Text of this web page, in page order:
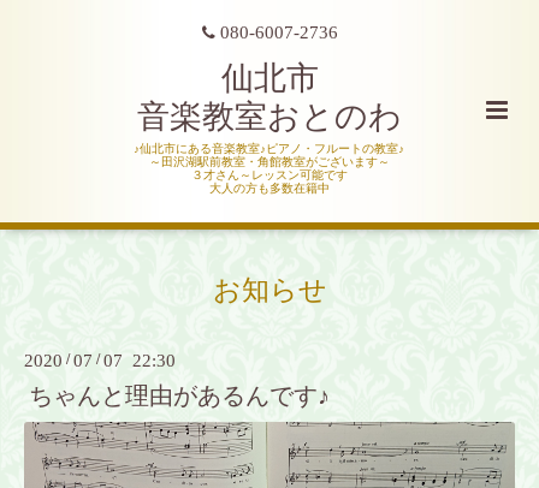
080-6007-2736
仙北市
音楽教室おとのわ
♪仙北市にある音楽教室♪ピアノ・フルートの教室♪
～田沢湖駅前教室・角館教室がございます～
３才さん～レッスン可能です
大人の方も多数在籍中
お知らせ
2020 /07 /07 22:30
ちゃんと理由があるんです♪